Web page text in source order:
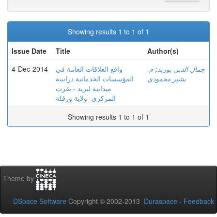
Showing results 1 to 1 of 1
Issue Date
Title
Author(s)
4-Dec-2014
واقع العلاقات العامة في
المؤسسات الخدماتية دراسة
ميدانية لبريد - تقرت
المركزي- ولاية ورقلة
جمال الدين بوزيد; م.
بشير محمودي
Showing results 1 to 1 of 1
Theme by
DSpace Software Copyright © 2002-2013 Duraspace - Feedback